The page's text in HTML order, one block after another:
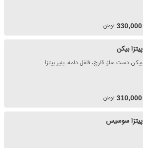
330,000 تومان
پیتزا بیکن
بیکن دست ساز، قارچ، فلفل دلمه، پنیر پیتزا
310,000 تومان
پیتزا سوسیس